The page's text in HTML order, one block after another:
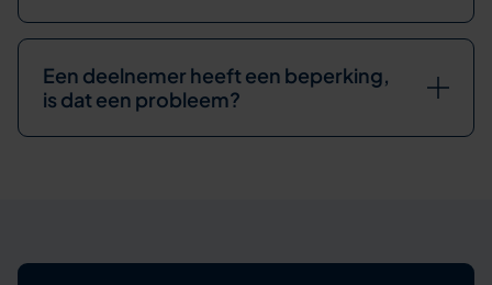
Een deelnemer heeft een beperking,
is dat een probleem?